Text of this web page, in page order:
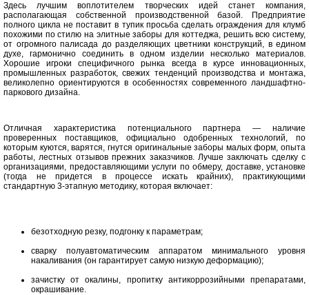
Здесь лучшим воплотителем творческих идей станет компания,
располагающая собственной производственной базой. Предприятие
полного цикла не поставит в тупик просьба сделать ограждения для клумб
похожими по стилю на элитные заборы для коттеджа, решить всю систему,
от огромного палисада до разделяющих цветники конструкций, в едином
духе, гармонично соединить в одном изделии несколько материалов.
Хорошие игроки специфичного рынка всегда в курсе инновационных,
промышленных разработок, свежих тенденций производства и монтажа,
великолепно ориентируются в особенностях современного ландшафтно-
паркового дизайна.
Отличная характеристика потенциального партнера — наличие
проверенных поставщиков, официально одобренных технологий, по
которым куются, варятся, гнутся оригинальные заборы малых форм, опыта
работы, лестных отзывов прежних заказчиков. Лучше заключать сделку с
организациями, предоставляющими услуги по обмеру, доставке, установке
(тогда не придется в процессе искать крайних), практикующими
стандартную 3-этапную методику, которая включает:
безотходную резку, подгонку к параметрам;
сварку полуавтоматическим аппаратом минимального уровня
накаливания (он гарантирует самую низкую деформацию);
зачистку от окалины, пропитку антикоррозийными препаратами,
окрашивание.